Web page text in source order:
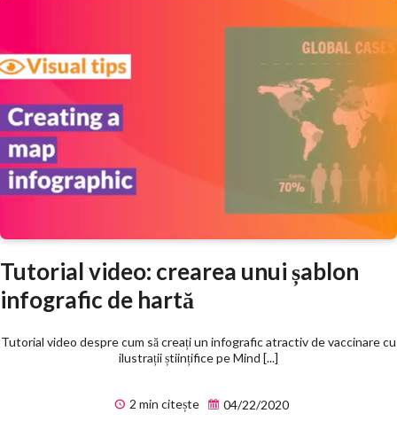
Tutorial video: crearea unui șablon
infografic de hartă
Tutorial video despre cum să creați un infografic atractiv de vaccinare cu
ilustrații științifice pe Mind [...]
2 min citește 04/22/2020